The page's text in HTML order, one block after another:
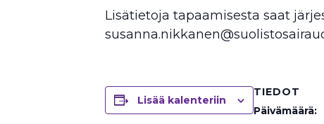
Lisätietoja tapaamisesta saat
Lisää kalenteriin
TIEDOT
Päivämäärä: